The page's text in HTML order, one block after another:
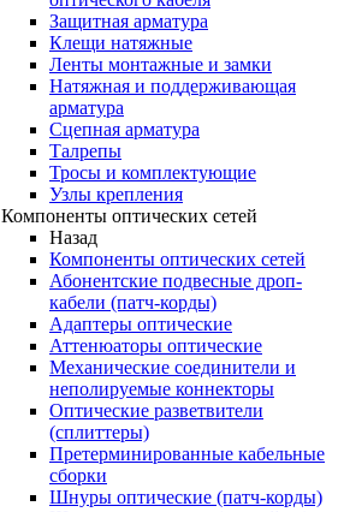
Защитная арматура
Клещи натяжные
Ленты монтажные и замки
Натяжная и поддерживающая
арматура
Сцепная арматура
Талрепы
Тросы и комплектующие
Узлы крепления
Компоненты оптических сетей
Назад
Компоненты оптических сетей
Абонентские подвесные дроп-
кабели (патч-корды)
Адаптеры оптические
Аттенюаторы оптические
Механические соединители и
неполируемые коннекторы
Оптические разветвители
(сплиттеры)
Претерминированные кабельные
сборки
Шнуры оптические (патч-корды)